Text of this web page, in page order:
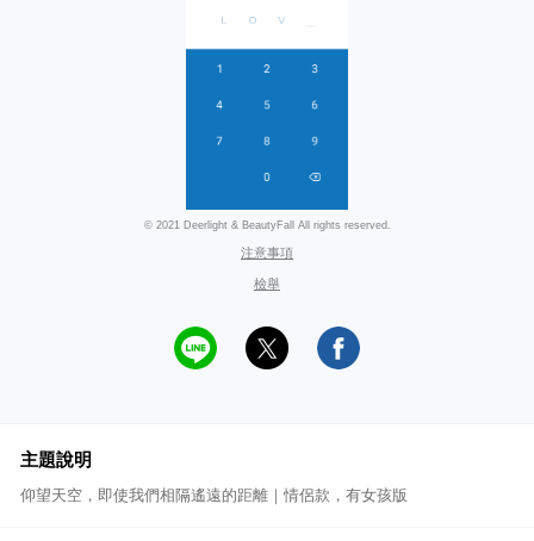
© 2021 Deerlight & BeautyFall All rights reserved.
注意事項
檢舉
主題說明
仰望天空，即使我們相隔遙遠的距離｜情侶款，有女孩版